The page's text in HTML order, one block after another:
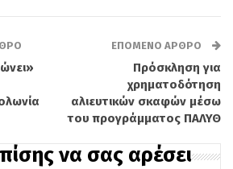
στον συμπαίκτη της με
έρθει κοντά στον Άγιο
εκτός
ΕΠΌΜΕΝΟ ΆΡΘΡΟ
Πρόσκληση για
χρηματοδότηση
αλιευτικών σκαφών μέσω
του προγράμματος ΠΑΛΥΘ
να σας αρέσει